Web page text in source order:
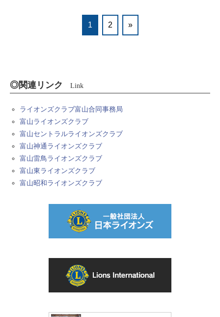
1 2 »
◎関連リンク Link
ライオンズクラブ富山合同事務局
富山ライオンズクラブ
富山セントラルライオンズクラブ
富山神通ライオンズクラブ
富山雷鳥ライオンズクラブ
富山東ライオンズクラブ
富山昭和ライオンズクラブ